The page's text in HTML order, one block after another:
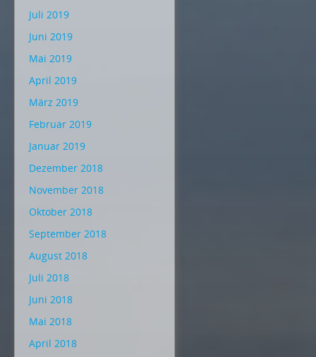
Juli 2019
Juni 2019
Mai 2019
April 2019
März 2019
Februar 2019
Januar 2019
Dezember 2018
November 2018
Oktober 2018
September 2018
August 2018
Juli 2018
Juni 2018
Mai 2018
April 2018